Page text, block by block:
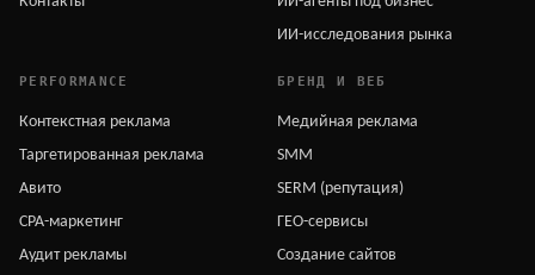
ИИ-исследования рынка
PERFORMANCE
Контекстная реклама
Таргетированная реклама
Авито
CPA-маркетинг
Аудит рекламы
БРЕНД И ВЕБ
Медийная реклама
SMM
SERM (репутация)
ГЕО-сервисы
Создание сайтов